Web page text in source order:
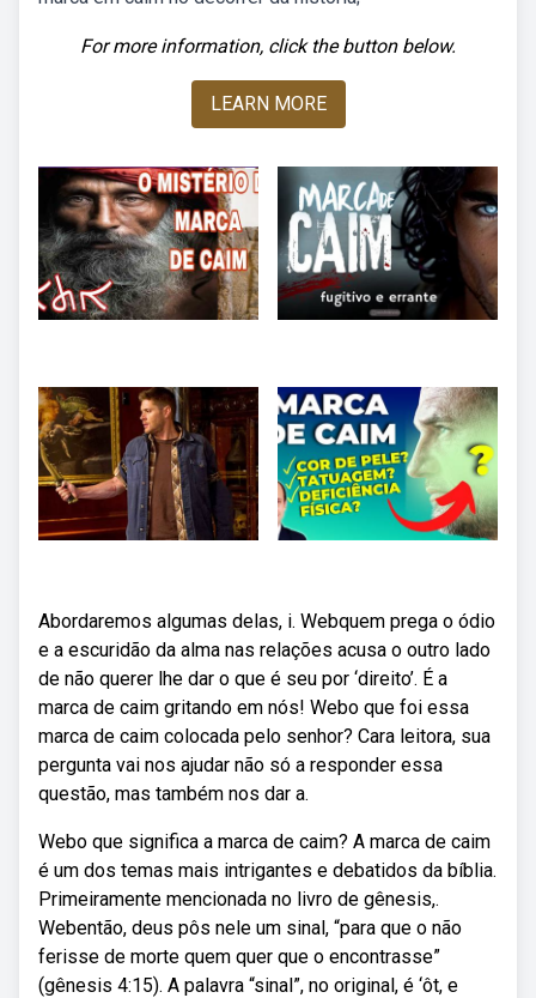
For more information, click the button below.
LEARN MORE
Abordaremos algumas delas, i. Webquem prega o ódio
e a escuridão da alma nas relações acusa o outro lado
de não querer lhe dar o que é seu por ‘direito’. É a
marca de caim gritando em nós! Webo que foi essa
marca de caim colocada pelo senhor? Cara leitora, sua
pergunta vai nos ajudar não só a responder essa
questão, mas também nos dar a.
Webo que significa a marca de caim? A marca de caim
é um dos temas mais intrigantes e debatidos da bíblia.
Primeiramente mencionada no livro de gênesis,.
Webentão, deus pôs nele um sinal, “para que o não
ferisse de morte quem quer que o encontrasse”
(gênesis 4:15). A palavra “sinal”, no original, é ‘ôt, e